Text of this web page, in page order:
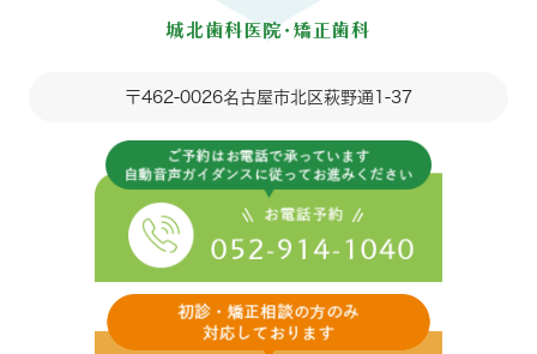
〒462-0026名古屋市北区萩野通1-37